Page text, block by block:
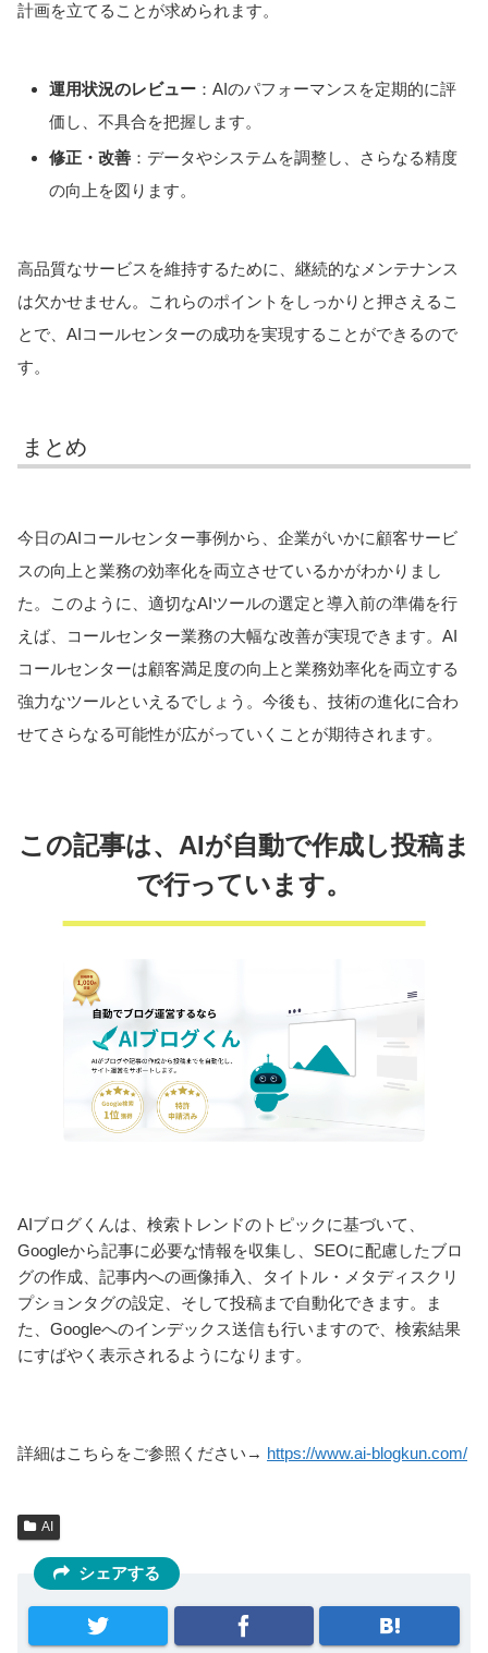
計画を立てることが求められます。
運用状況のレビュー ：AIのパフォーマンスを定期的に評
価し、不具合を把握します。
修正・改善 ：データやシステムを調整し、さらなる精度
の向上を図ります。
高品質なサービスを維持するために、継続的なメンテナンス
は欠かせません。これらのポイントをしっかりと押さえるこ
とで、AIコールセンターの成功を実現することができるので
す。
まとめ
今日のAIコールセンター事例から、企業がいかに顧客サービ
スの向上と業務の効率化を両立させているかがわかりまし
た。このように、適切なAIツールの選定と導入前の準備を行
えば、コールセンター業務の大幅な改善が実現できます。AI
コールセンターは顧客満足度の向上と業務効率化を両立する
強力なツールといえるでしょう。今後も、技術の進化に合わ
せてさらなる可能性が広がっていくことが期待されます。
この記事は、AIが自動で作成し投稿ま
で行っています。
AIブログくんは、検索トレンドのトピックに基づいて、
Googleから記事に必要な情報を収集し、SEOに配慮したブロ
グの作成、記事内への画像挿入、タイトル・メタディスクリ
プションタグの設定、そして投稿まで自動化できます。ま
た、Googleへのインデックス送信も行いますので、検索結果
にすばやく表示されるようになります。
詳細はこちらをご参照ください→ https://www.ai-blogkun.com/
AI
シェアする